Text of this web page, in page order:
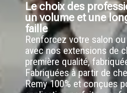
Le choix des
un volume et une
faille
Renforcez votre salon
avec nos extensions de
première qualité,
Fabriquées à partir de
Remy 100% et conçues